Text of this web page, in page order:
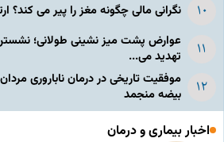
نگرانی مالی چگونه مغز را پیر می کند؟
عوارض پشت میز نشینی طولانی؛
تهدید می...
موفقیت تاریخی در درمان ناباروری
بیضه منجمد
اخبار بیماری و درمان